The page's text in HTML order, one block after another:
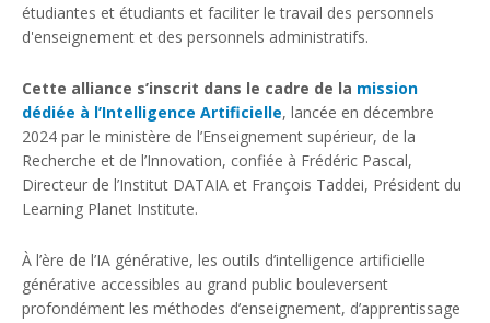
étudiantes et étudiants et faciliter le travail des personnels
d'enseignement et des personnels administratifs.
Cette alliance s’inscrit dans le cadre de la mission
dédiée à l’Intelligence Artificielle, lancée en décembre
2024 par le ministère de l’Enseignement supérieur, de la
Recherche et de l’Innovation, confiée à Frédéric Pascal,
Directeur de l’Institut DATAIA et François Taddei, Président du
Learning Planet Institute.
À l’ère de l’IA générative, les outils d’intelligence artificielle
générative accessibles au grand public bouleversent
profondément les méthodes d’enseignement, d’apprentissage